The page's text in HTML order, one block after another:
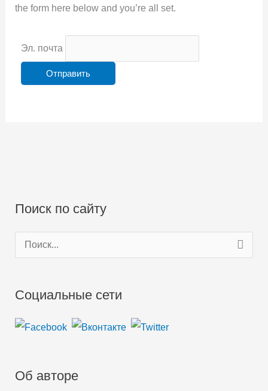
the form here below and you’re all set.
Эл. почта
Поиск по сайту
о
с
к
Социальные сети
Об авторе